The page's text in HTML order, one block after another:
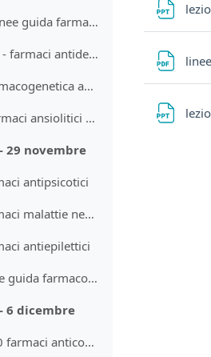
Lezione 22 - Linee guida farmacogenetica codeina
lezioni 23 e 24 - farmaci antidepressivi
linee guida farmacogenetica antidepressivi triciclici
lezione 25 - farmaci ansiolitici ed ipnotici
29 novembre
antipsicotici
lezione 27 farmaci malattie neurodegenerative
antiepilettici
lezione 28 linee guida farmacogenetica antiepilettici
6 dicembre
Lezione 29 - 30 farmaci anticoagulanti